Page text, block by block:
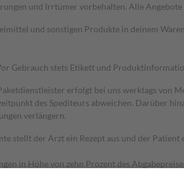
und Irrtümer vorbehalten. Alle
und sonstigen Produkte in deinem
Gebrauch stets Etikett und
erfolgt bei uns werktags von
des Spediteurs abweichen. Darüber
verlängern.
stellt der Arzt ein Rezept aus und der
in Höhe von zehn Prozent des